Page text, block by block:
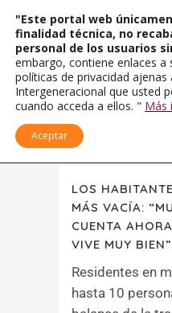
LOS
MÁS VACÍA:
CUENTA
VIVE MUY
Residentes en
hasta 10
"Este portal web
finalidad técnica, no
personal de los usuarios
embargo, contiene enlaces
políticas de privacidad ajenas
Intergeneracional que usted
cuando acceda a ellos. " Más
Aceptar